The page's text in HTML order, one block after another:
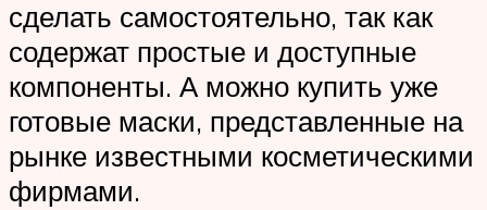
сделать самостоятельно, так как
содержат простые и доступные
компоненты. А можно купить уже
готовые маски, представленные на
рынке известными косметическими
фирмами.